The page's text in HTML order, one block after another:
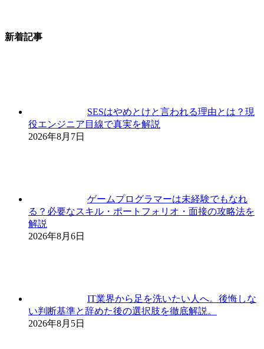
新着記事
SESはやめとけと言われる理由とは？現
役エンジニア目線で真実を解説
2026年8月7日
ゲームプログラマーは未経験でもなれ
る？必要なスキル・ポートフォリオ・面接の攻略法を
解説
2026年8月6日
IT業界から足を洗いたい人へ。後悔しな
い判断基準と辞めた後の選択肢を徹底解説。
2026年8月5日